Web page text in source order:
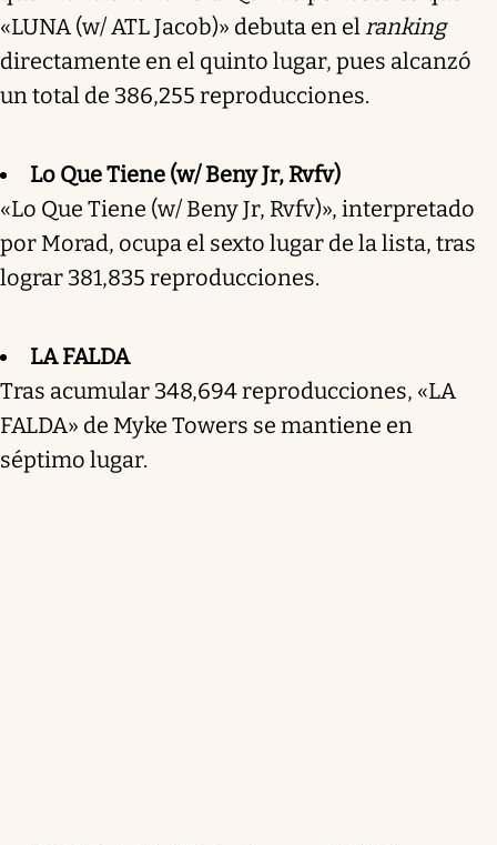
«LUNA (w/ ATL Jacob)» debuta en elranking
directamente en el quinto lugar, pues alcanzó
un total de 386,255 reproducciones.
Lo Que Tiene (w/ Beny Jr, Rvfv)
«Lo Que Tiene (w/ Beny Jr, Rvfv)», interpretado
por Morad, ocupa el sexto lugar de la lista, tras
lograr 381,835 reproducciones.
LA FALDA
Tras acumular 348,694 reproducciones, «LA
FALDA» de Myke Towers se mantiene en
séptimo lugar.